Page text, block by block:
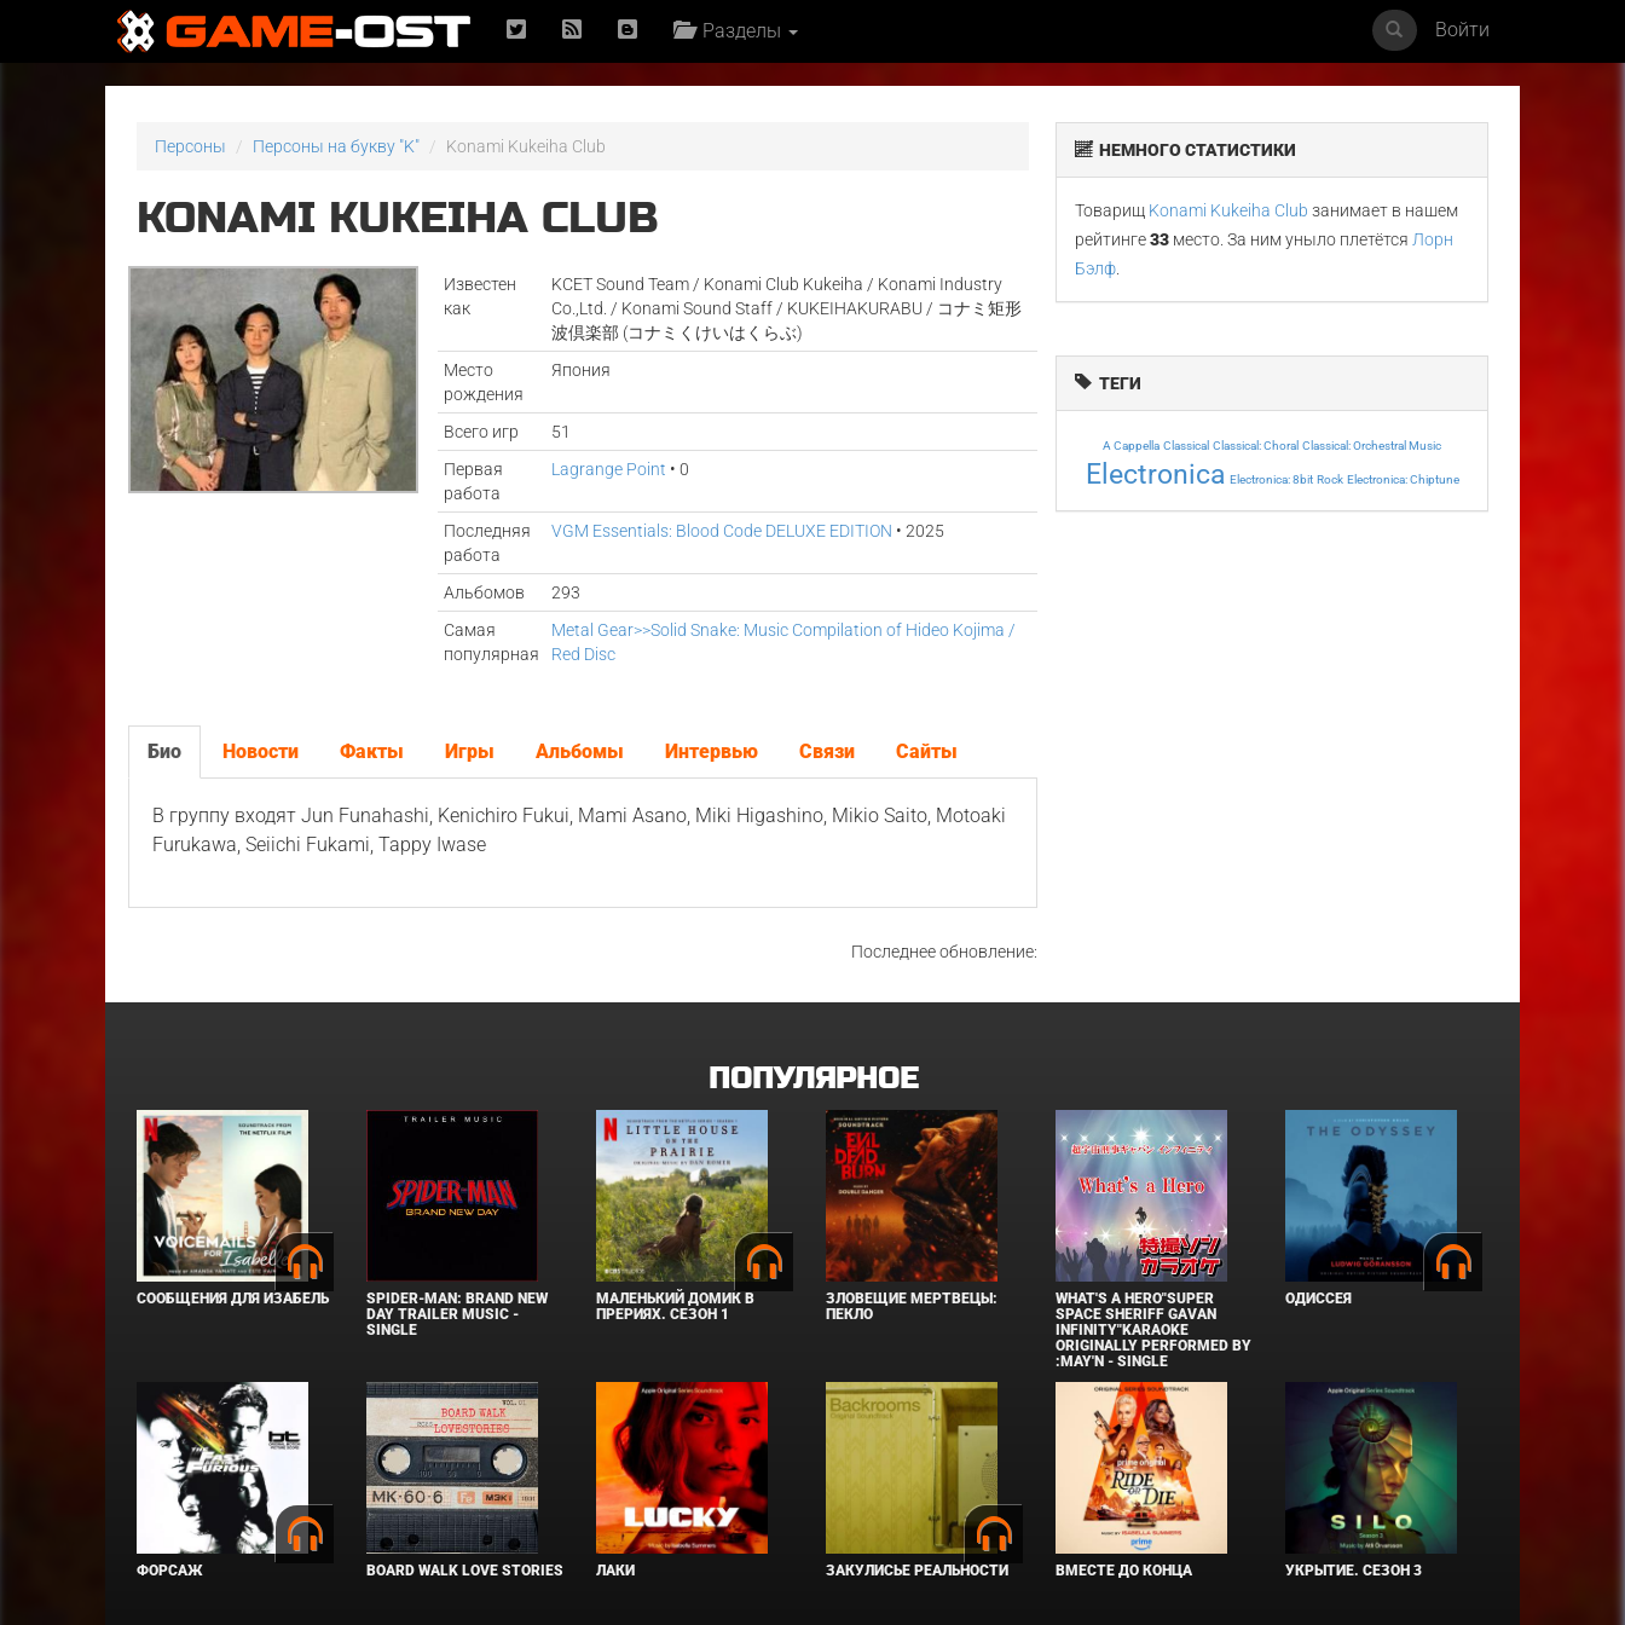
Разделы Войти
Персоны Персоны на букву "K" Konami Kukeiha Club
KONAMI KUKEIHA CLUB
Известен
как
KCET Sound Team / Konami Club Kukeiha / Konami Industry
Co.,Ltd. / Konami Sound Staff / KUKEIHAKURABU / コナミ矩形
波倶楽部 (コナミくけいはくらぶ)
Место
рождения
Япония
Всего игр
51
Первая
работа
Lagrange Point • 0
Последняя
работа
VGM Essentials: Blood Code DELUXE EDITION • 2025
Альбомов
293
Самая
популярная
Metal Gear>>Solid Snake: Music Compilation of Hideo Kojima /
Red Disc
Био Новости Факты Игры Альбомы Интервью Связи Сайты
В группу входят Jun Funahashi, Kenichiro Fukui, Mami Asano, Miki Higashino, Mikio Saito, Motoaki
Furukawa, Seiichi Fukami, Tappy Iwase
Последнее обновление:
НЕМНОГО СТАТИСТИКИ
Товарищ Konami Kukeiha Club занимает в нашем
рейтинге33 место. За ним уныло плетётся Лорн
Бэлф
ТЕГИ
A Cappella Classical Classical: Choral Classical: Orchestral Music
Electronica Electronica: 8bit Rock Electronica: Chiptune
ПОПУЛЯРНОЕ
СООБЩЕНИЯ ДЛЯ ИЗАБЕЛЬ
SPIDER-MAN: BRAND NEW
DAY TRAILER MUSIC -
SINGLE
МАЛЕНЬКИЙ ДОМИК В
ПРЕРИЯХ. СЕЗОН 1
ЗЛОВЕЩИЕ МЕРТВЕЦЫ:
ПЕКЛО
WHAT'S A HERO"SUPER
SPACE SHERIFF GAVAN
INFINITY"KARAOKE
ORIGINALLY PERFORMED BY
:MAY'N - SINGLE
ОДИССЕЯ
ФОРСАЖ BOARD WALK LOVE STORIES ЛАКИ ЗАКУЛИСЬЕ РЕАЛЬНОСТИ ВМЕСТЕ ДО КОНЦА УКРЫТИЕ. СЕЗОН 3